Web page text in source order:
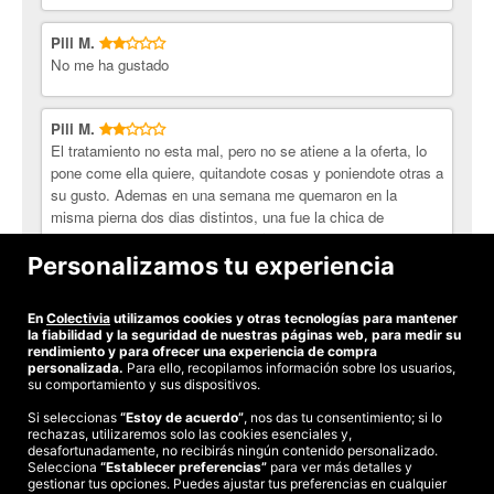
Pili M.
No me ha gustado
Pili M.
El tratamiento no esta mal, pero no se atiene a la oferta, lo
pone come ella quiere, quitandote cosas y poniendote otras a
su gusto. Ademas en una semana me quemaron en la
misma pierna dos dias distintos, una fue la chica de
practicas y otra fue la propia dueña, cosa que me parece mal
ya que no me preguntaron ninguna vez, como ivan los
quemazos.
Ver todas las opiniones
©2026 Colectivia
Términos y condiciones|Política de privacidad|Política de cookies
Personalizamos tu experiencia
En Colectivia utilizamos cookies y otras tecnologías para mantener
la fiabilidad y la seguridad de nuestras páginas web, para medir su
rendimiento y para ofrecer una experiencia de compra
personalizada. Para ello, recopilamos información sobre los usuarios,
su comportamiento y sus dispositivos.
Si seleccionas “Estoy de acuerdo”, nos das tu consentimiento; si lo
rechazas, utilizaremos solo las cookies esenciales y,
desafortunadamente, no recibirás ningún contenido personalizado.
Selecciona “Establecer preferencias” para ver más detalles y
gestionar tus opciones. Puedes ajustar tus preferencias en cualquier